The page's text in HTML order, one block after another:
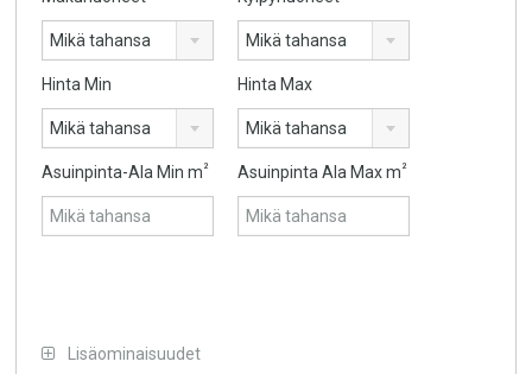
Mikä tahansa Mikä tahansa
Hinta Min
Mikä tahansa
Hinta Max
Mikä tahansa
Asuinpinta-Ala Min m² Asuinpinta Ala Max m²
Lisäominaisuudet